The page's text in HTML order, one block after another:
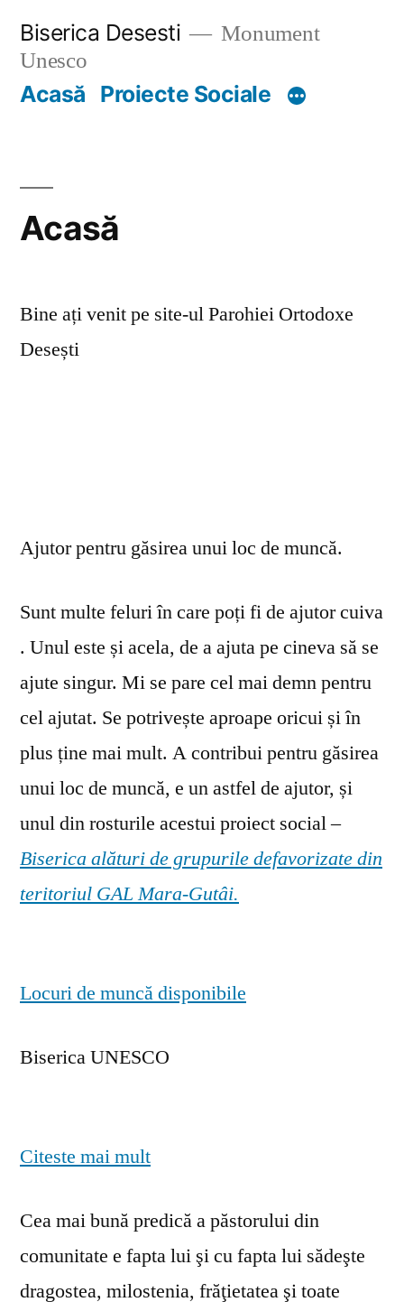
content
Biserica Desesti
Monument
Unesco
Acasă Proiecte Sociale
Acasă
Bine ați venit pe site-ul Parohiei Ortodoxe
Desești
Ajutor pentru găsirea unui loc de muncă.
Sunt multe feluri în care poți fi de ajutor cuiva
. Unul este și acela, de a ajuta pe cineva să se
ajute singur. Mi se pare cel mai demn pentru
cel ajutat. Se potrivește aproape oricui și în
plus ține mai mult. A contribui pentru găsirea
unui loc de muncă, e un astfel de ajutor, și
unul din rosturile acestui proiect social –
Biserica alături de grupurile defavorizate din
teritoriul GAL Mara-Gutâi.
Locuri de muncă disponibile
Biserica UNESCO
Citeste mai mult
Cea mai bună predică a păstorului din
comunitate e fapta lui şi cu fapta lui sădeşte
dragostea, milostenia, frăţietatea şi toate